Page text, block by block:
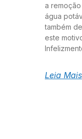
a
água
também
este
contato
utilizada
Leia Mais